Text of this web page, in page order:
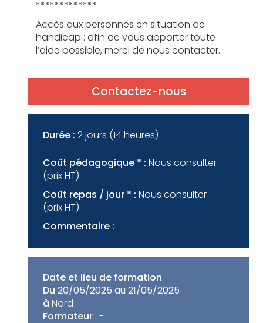
*************
Accès aux personnes en situation de
handicap : afin de vous apporter toute
l’aide possible, merci de nous contacter.
Contactez-nous
Durée : 2 jours (14 heures)
Coût pédagogique * :Nous consulter
(prix HT)
Coût repas / jour * : Nous consulter
(prix HT)
Commentaire :
Date et lieu de formation
Du 20/05/2025 au 21/05/2025
à Nord
Formateur : -